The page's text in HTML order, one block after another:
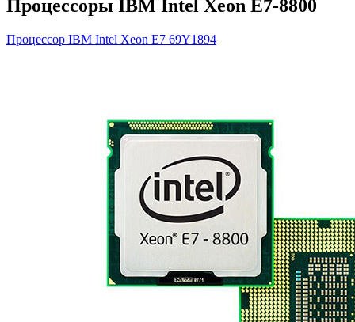
Процессоры IBM Intel Xeon E7-8800
Процессор IBM Intel Xeon E7 69Y1894